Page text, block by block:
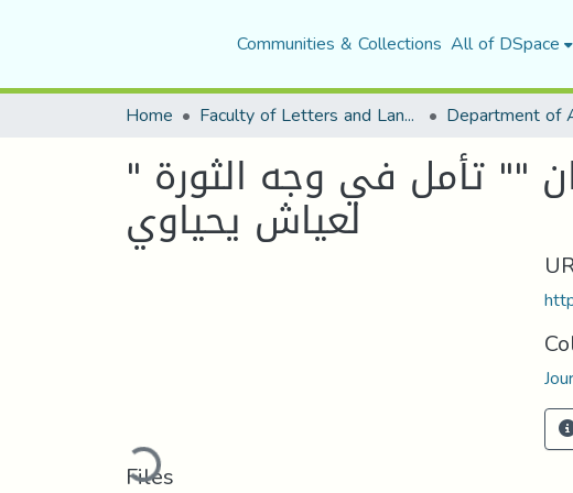
Communities & Collections All of DSpace
Home Faculty of Letters and Languages
"" تأمل في وجه الثورة "
لعياش يحياوي
Loading...
Files